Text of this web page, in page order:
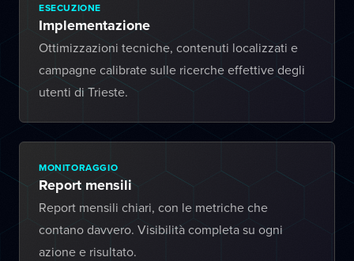
ESECUZIONE
Implementazione
Ottimizzazioni tecniche, contenuti localizzati e
campagne calibrate sulle ricerche effettive degli
utenti di Trieste.
MONITORAGGIO
Report mensili
Report mensili chiari, con le metriche che
contano davvero. Visibilità completa su ogni
azione e risultato.